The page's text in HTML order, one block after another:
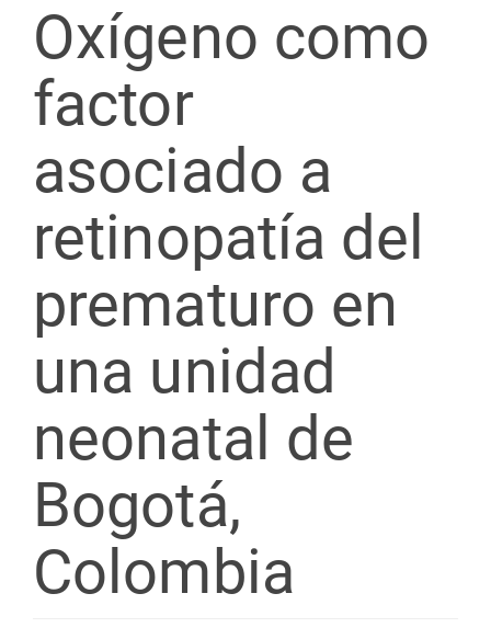
Oxígeno como
factor
asociado a
retinopatía del
prematuro en
una unidad
neonatal de
Bogotá,
Colombia